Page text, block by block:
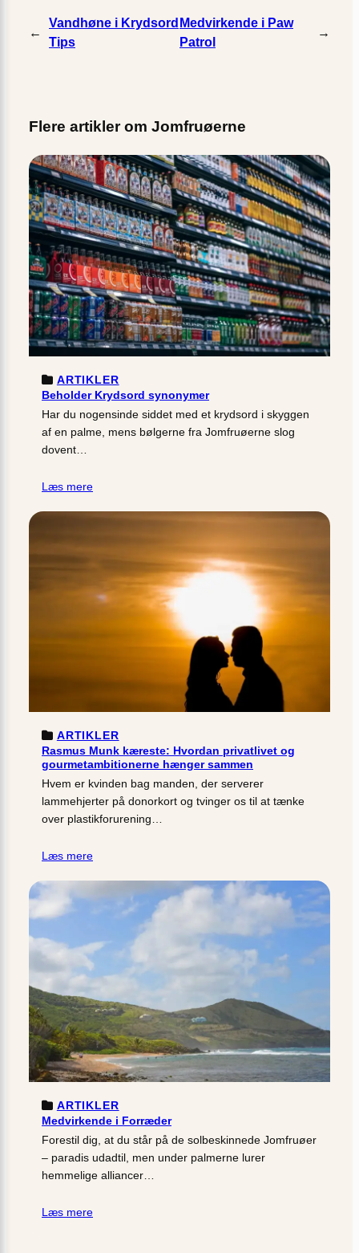
←
Vandhøne i Krydsord
Tips
Medvirkende i Paw
Patrol
→
Flere artikler om Jomfruøerne
ARTIKLER
Beholder Krydsord synonymer
Har du nogensinde siddet med et krydsord i skyggen
af en palme, mens bølgerne fra Jomfruøerne slog
dovent…
Læs mere
ARTIKLER
Rasmus Munk kæreste: Hvordan privatlivet og
gourmetambitionerne hænger sammen
Hvem er kvinden bag manden, der serverer
lammehjerter på donorkort og tvinger os til at tænke
over plastikforurening…
Læs mere
ARTIKLER
Medvirkende i Forræder
Forestil dig, at du står på de solbeskinnede Jomfruøer
– paradis udadtil, men under palmerne lurer
hemmelige alliancer…
Læs mere